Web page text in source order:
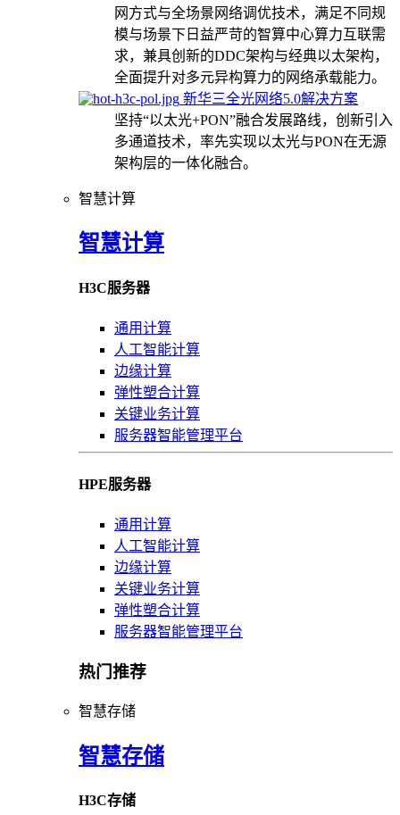
网方式与全场景网络调优技术，满足不同规
模与场景下日益严苛的智算中心算力互联需
求，兼具创新的DDC架构与经典以太架构，
全面提升对多元异构算力的网络承载能力。
新华三全光网络5.0解决方案
坚持“以太光+PON”融合发展路线，创新引入
多通道技术，率先实现以太光与PON在无源
架构层的一体化融合。
智慧计算
智慧计算
H3C服务器
通用计算
人工智能计算
边缘计算
弹性塑合计算
关键业务计算
服务器智能管理平台
HPE服务器
通用计算
人工智能计算
边缘计算
关键业务计算
弹性塑合计算
服务器智能管理平台
热门推荐
智慧存储
智慧存储
H3C存储